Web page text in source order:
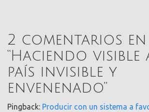
2 comentarios en
“Haciendo visible
país invisible y
envenenado”
Pingback: Producir con un sistema a